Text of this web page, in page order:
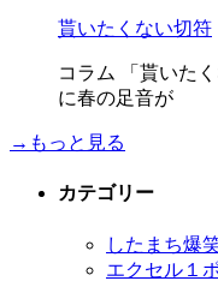
貰いたくない切符
コラム 「貰いた
に春の足音が
→もっと見る
カテゴリー
したまち爆
エクセル１